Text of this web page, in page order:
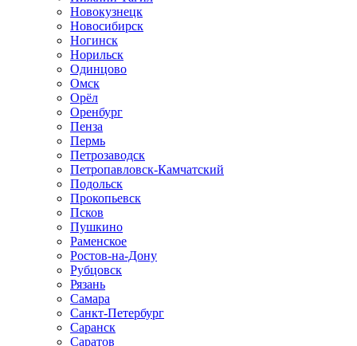
Новокузнецк
Новосибирск
Ногинск
Норильск
Одинцово
Омск
Орёл
Оренбург
Пенза
Пермь
Петрозаводск
Петропавловск-Камчатский
Подольск
Прокопьевск
Псков
Пушкино
Раменское
Ростов-на-Дону
Рубцовск
Рязань
Самара
Санкт-Петербург
Саранск
Саратов